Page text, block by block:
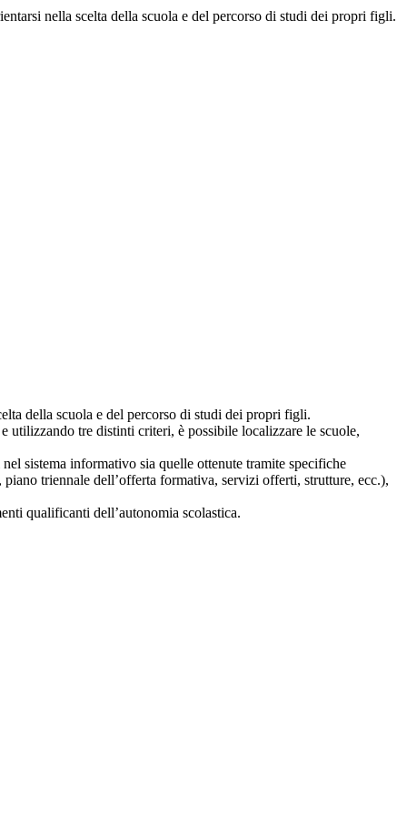
nella scelta della scuola e del percorso di studi dei propri figli.
della scuola e del percorso di studi dei propri figli.
utilizzando tre distinti criteri, è possibile localizzare le scuole,
sistema informativo sia quelle ottenute tramite specifiche
triennale dell’offerta formativa, servizi offerti, strutture, ecc.),
qualificanti dell’autonomia scolastica.